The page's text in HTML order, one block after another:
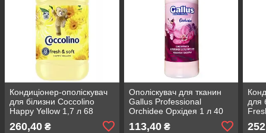
Кондиціонер-ополіскувач
для білизни Coccolino
Happy Yellow 1,7 л 68
260,40 ₴
Ополіскувач для тканин
Gallus Professional
Orchidee Орхідея 1 л 40
113,40₴
для
252